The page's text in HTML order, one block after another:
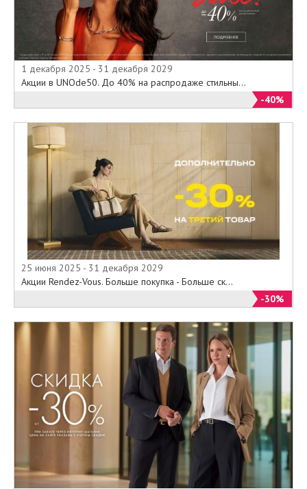
1 декабря 2025 - 31 декабря 2029
Акции в UNOde50. До 40% на распродаже стильны...
-40%
25 июня 2025 - 31 декабря 2029
Акции Rendez-Vous. Больше покупка - Больше ск...
-30%